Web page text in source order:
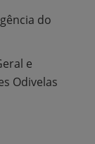
do
e
Odivelas